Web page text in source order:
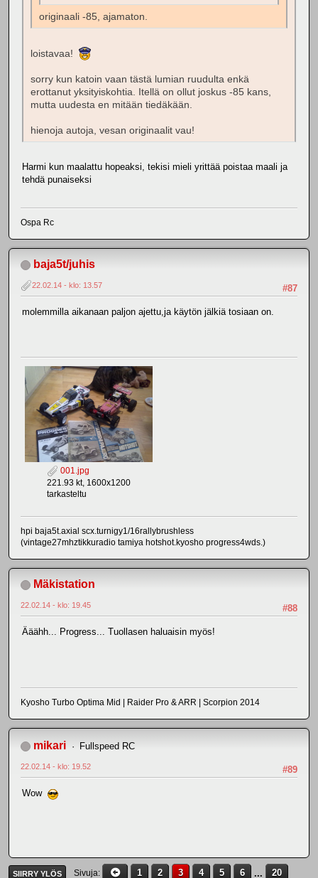
originaali -85, ajamaton.
loistavaa!
sorry kun katoin vaan tästä lumian ruudulta enkä
erottanut yksityiskohtia. Itellä on ollut joskus -85 kans,
mutta uudesta en mitään tiedäkään.
hienoja autoja, vesan originaalit vau!
Harmi kun maalattu hopeaksi, tekisi mieli yrittää poistaa maali ja
tehdä punaiseksi
Ospa Rc
baja5t/juhis
#87
22.02.14 - klo: 13.57
molemmilla aikanaan paljon ajettu,ja käytön jälkiä tosiaan on.
001.jpg
221.93 kt, 1600x1200
tarkasteltu
hpi baja5t.axial scx.turnigy1/16rallybrushless
(vintage27mhztikkuradio tamiya hotshot.kyosho progress4wds.)
Mäkistation
#88
22.02.14 - klo: 19.45
Ääähh... Progress... Tuollasen haluaisin myös!
Kyosho Turbo Optima Mid | Raider Pro & ARR | Scorpion 2014
mikari Fullspeed RC
#89
22.02.14 - klo: 19.52
Wow
SIIRRY YLÖS Sivuja 1 2 3 4 5 6 ... 20